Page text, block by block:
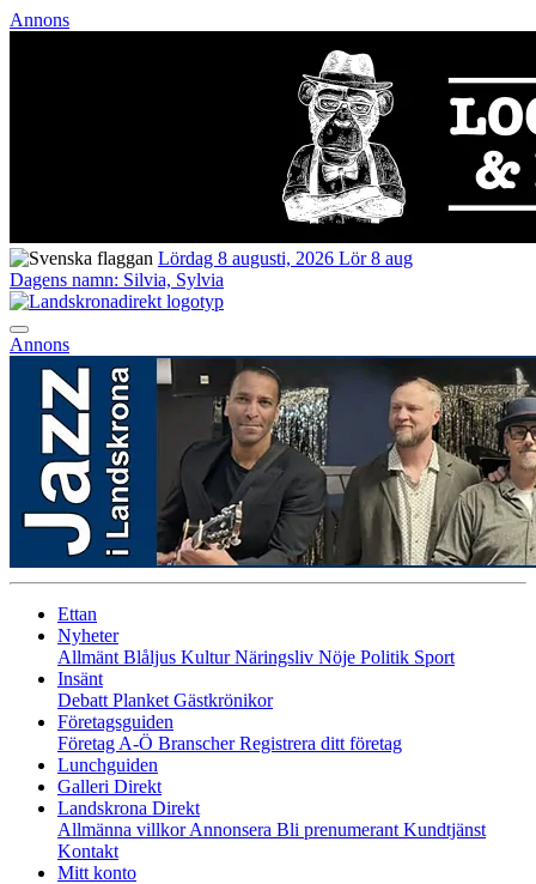
Annons
Lördag 8 augusti, 2026 Lör 8 aug
Dagens namn: Silvia, Sylvia
Annons
Ettan
Nyheter
Allmänt Blåljus KulturNäringsliv Nöje Politik Sport
Insänt
Debatt Planket Gästkrönikor
Företagsguiden
Företag A-Ö BranscherRegistrera ditt företag
Lunchguiden
Galleri Direkt
Landskrona Direkt
Allmänna villkorAnnonsera Bli prenumerant Kundtjänst
Kontakt
Mitt konto